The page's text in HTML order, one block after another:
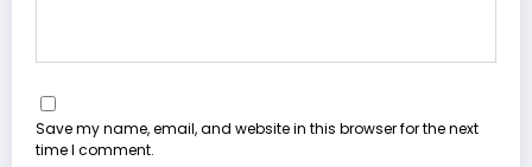
Save my name, email, and website in this browser for the next
time I comment.